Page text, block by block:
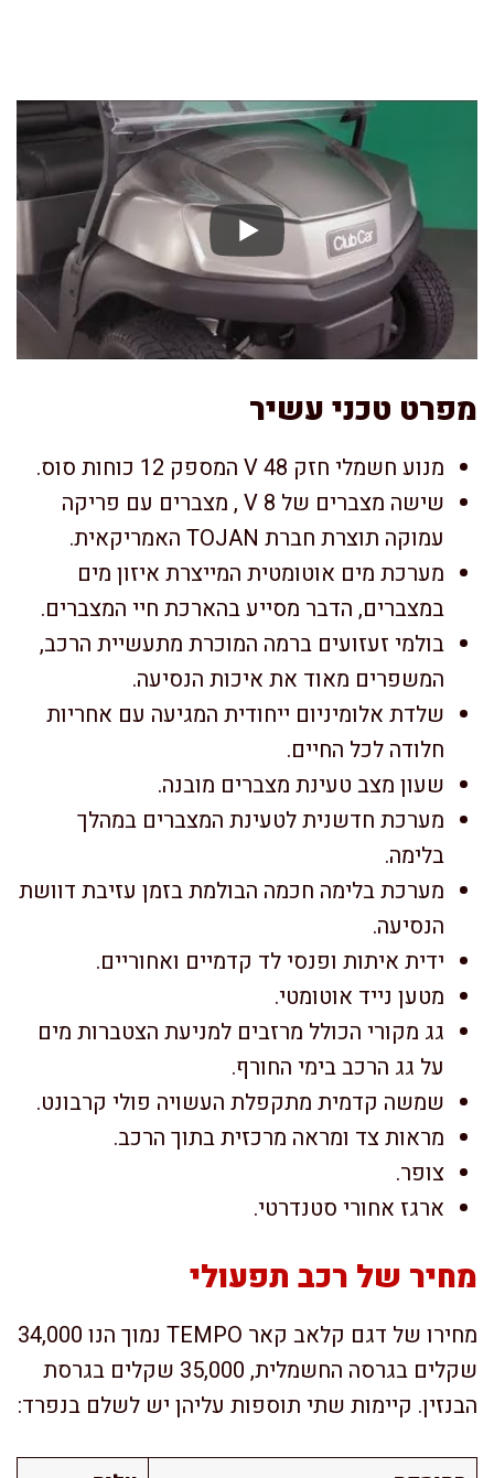
מפרט טכני עשיר
מנוע חשמלי חזק V 48 המספק 12 כוחות סוס.
שישה מצברים של V 8 , מצברים עם פריקה
עמוקה תוצרת חברת TOJAN האמריקאית.
מערכת מים אוטומטית המייצרת איזון מים
במצברים, הדבר מסייע בהארכת חיי המצברים.
בולמי זעזועים ברמה המוכרת מתעשיית הרכב,
המשפרים מאוד את איכות הנסיעה.
שלדת אלומיניום ייחודית המגיעה עם אחריות
חלודה לכל החיים.
שעון מצב טעינת מצברים מובנה.
מערכת חדשנית לטעינת המצברים במהלך
בלימה.
מערכת בלימה חכמה הבולמת בזמן עזיבת דוושת
הנסיעה.
ידית איתות ופנסי לד קדמיים ואחוריים.
מטען נייד אוטומטי.
גג מקורי הכולל מרזבים למניעת הצטברות מים
על גג הרכב בימי החורף.
שמשה קדמית מתקפלת העשויה פולי קרבונט.
מראות צד ומראה מרכזית בתוך הרכב.
צופר.
ארגז אחורי סטנדרטי.
מחיר של רכב תפעולי
מחירו של דגם קלאב קאר TEMPO נמוך הנו 34,000
שקלים בגרסה החשמלית, 35,000 שקלים בגרסת
הבנזין. קיימות שתי תוספות עליהן יש לשלם בנפרד: